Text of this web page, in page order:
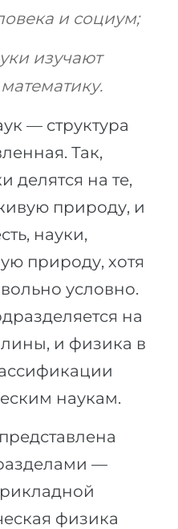
и социум;
изучают
— структура
Так,
делятся на те,
природу, и
науки,
природу, хотя
условно.
на
и физика в
наукам.
—
физика